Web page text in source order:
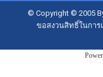
© Copyright © 2005
ขอสงวนสิทธิ์ในการ